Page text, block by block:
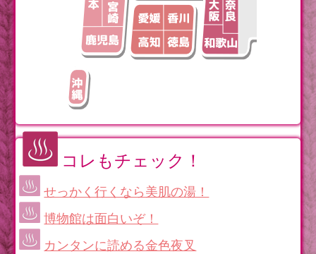
コレもチェック！
せっかく行くなら美肌の湯！
博物館は面白いぞ！
カンタンに読める金色夜叉